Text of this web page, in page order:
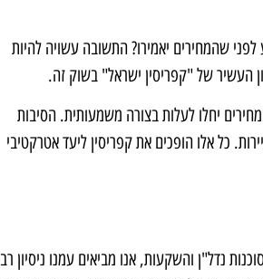
שהמחירים יאמירו? התשובה עשויה להיות
העשיר של "קפריסין ישראל" בשוק זה.
יחלו לעלות בצורה משמעותית. הסיבות
כל אלו הופכים את קפריסין ליעד אטרקטיבי
נדל"ן והשקעות, אנו מביאים עמנו ניסיון רב